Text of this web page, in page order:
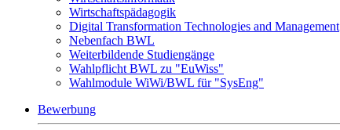
Wirtschaftspädagogik
Digital Transformation Technologies and Management
Nebenfach BWL
Weiterbildende Studiengänge
Wahlpflicht BWL zu "EuWiss"
Wahlmodule WiWi/BWL für "SysEng"
Bewerbung